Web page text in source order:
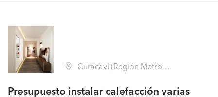
Curacaví (Región Metropolitana - Melipilla)
Presupuesto instalar calefacción varias